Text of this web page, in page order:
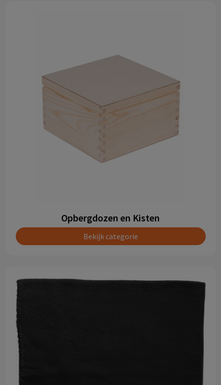
Opbergdozen en Kisten
Bekijk categorie